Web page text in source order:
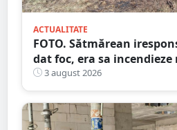
ACTUALITATE
FOTO. Sătmărean
dat foc, era sa
3 august 2026